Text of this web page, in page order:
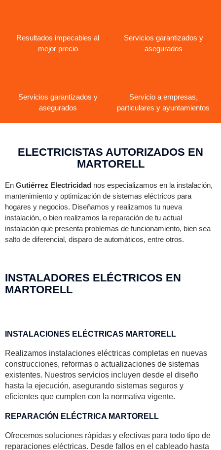
Resultados impecables al
mejor precio
Servicios garantizados y
asegurados
Servicios garantizados y
asegurados
Servicio a empresas,
particulares y ayuntamientos
ELECTRICISTAS AUTORIZADOS EN
MARTORELL
En Gutiérrez Electricidad nos especializamos en la instalación,
mantenimiento y optimización de sistemas eléctricos para
hogares y negocios. Diseñamos y realizamos tu nueva
instalación, o bien realizamos la reparación de tu actual
instalación que presenta problemas de funcionamiento, bien sea
salto de diferencial, disparo de automáticos, entre otros.
INSTALADORES ELÉCTRICOS EN
MARTORELL
INSTALACIONES ELÉCTRICAS MARTORELL
Realizamos instalaciones eléctricas completas en nuevas
construcciones, reformas o actualizaciones de sistemas
existentes. Nuestros servicios incluyen desde el diseño
hasta la ejecución, asegurando sistemas seguros y
eficientes que cumplen con la normativa vigente.
REPARACIÓN ELÉCTRICA MARTORELL
Ofrecemos soluciones rápidas y efectivas para todo tipo de
reparaciones eléctricas. Desde fallos en el cableado hasta